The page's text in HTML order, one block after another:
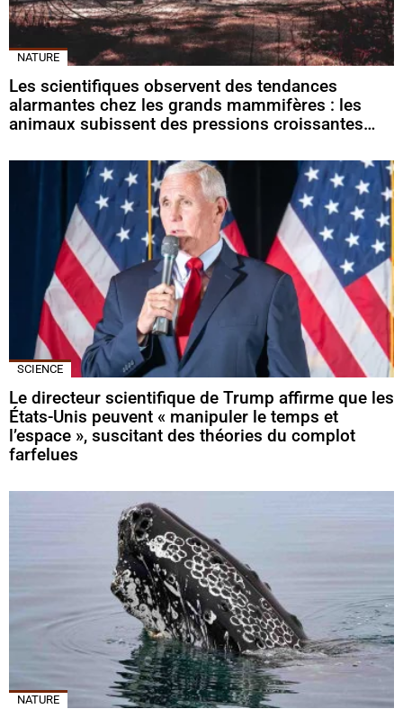
NATURE
Les scientifiques observent des tendances
alarmantes chez les grands mammifères : les
animaux subissent des pressions croissantes…
SCIENCE
Le directeur scientifique de Trump affirme que les
États-Unis peuvent « manipuler le temps et
l’espace », suscitant des théories du complot
farfelues
NATURE